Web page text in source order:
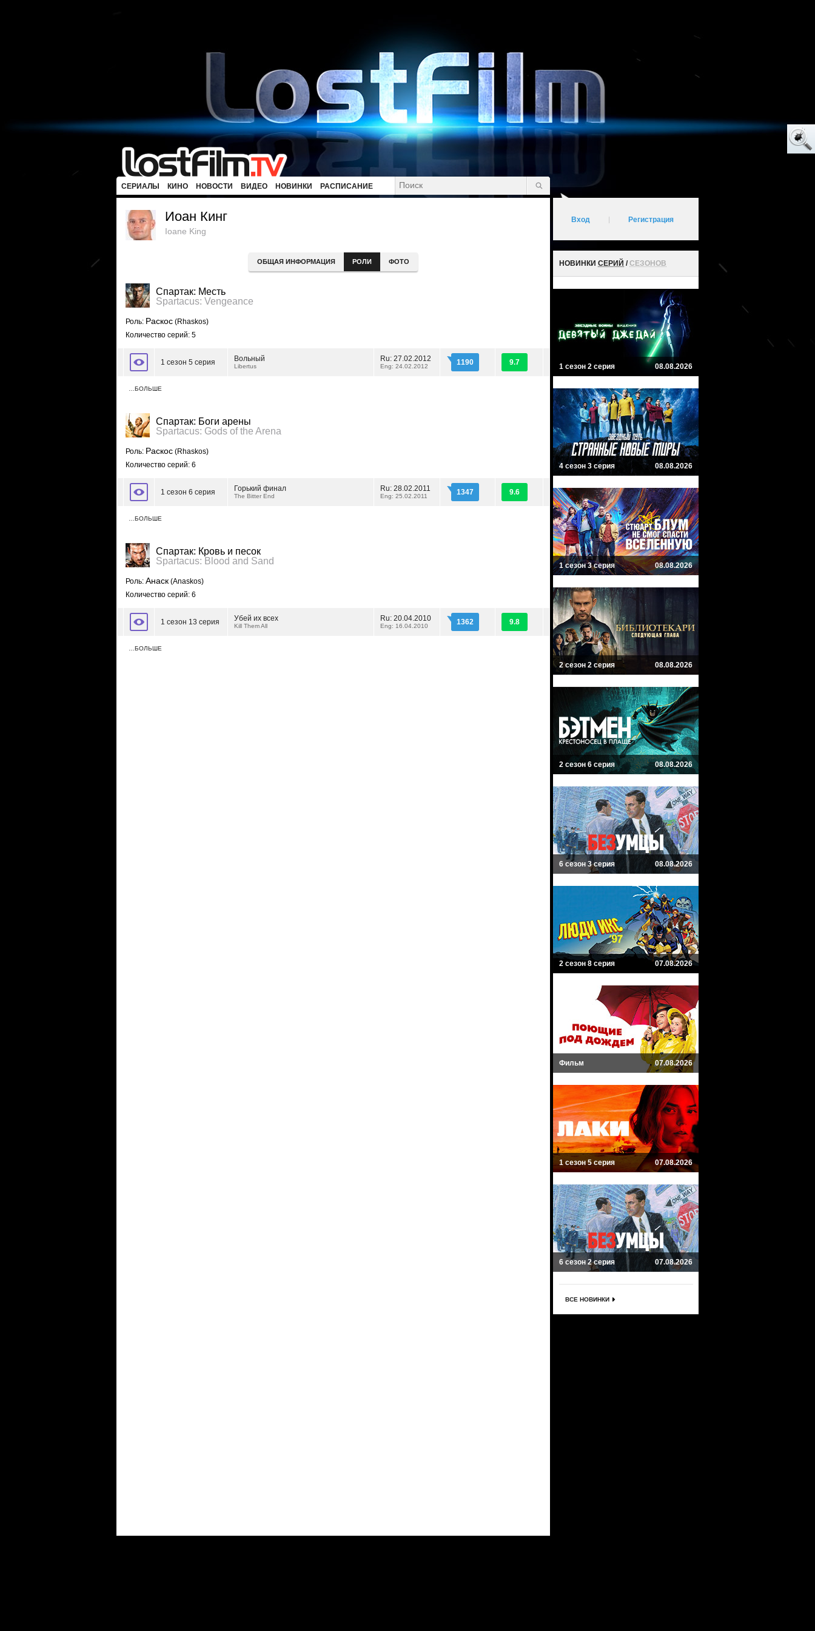
СЕРИАЛЫ КИНО НОВОСТИ ВИДЕО НОВИНКИ РАСПИСАНИЕ
Иоан Кинг
Ioane King
ОБЩАЯ ИНФОРМАЦИЯ РОЛИ ФОТО
Спартак: Месть
Spartacus: Vengeance
Роль: Раскос (Rhaskos)
Количество серий: 5
1 сезон 5 серия Вольный
Libertus
Ru: 27.02.2012
Eng: 24.02.2012 1190 9.7
…БОЛЬШЕ
Спартак: Боги арены
Spartacus: Gods of the Arena
Роль: Раскос (Rhaskos)
Количество серий: 6
1 сезон 6 серия Горький финал
The Bitter End
Ru: 28.02.2011
Eng: 25.02.2011 1347 9.6
…БОЛЬШЕ
Спартак: Кровь и песок
Spartacus: Blood and Sand
Роль: Анаск (Anaskos)
Количество серий: 6
1 сезон 13 серия Убей их всех
Kill Them All
Ru: 20.04.2010
Eng: 16.04.2010 1362 9.8
…БОЛЬШЕ
Вход Регистрация
НОВИНКИ СЕРИЙ /СЕЗОНОВ
1 сезон 2 серия 08.08.2026
4 сезон 3 серия 08.08.2026
1 сезон 3 серия 08.08.2026
2 сезон 2 серия 08.08.2026
2 сезон 6 серия 08.08.2026
6 сезон 3 серия 08.08.2026
2 сезон 8 серия 07.08.2026
Фильм 07.08.2026
1 сезон 5 серия 07.08.2026
6 сезон 2 серия 07.08.2026
ВСЕ НОВИНКИ